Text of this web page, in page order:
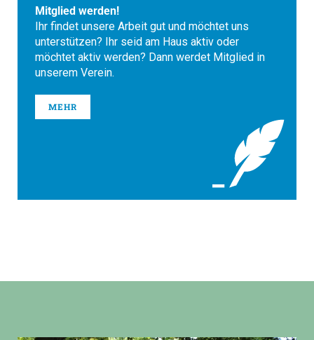
Mitglied werden!
Ihr findet unsere Arbeit gut und möchtet uns
unterstützen? Ihr seid am Haus aktiv oder
möchtet aktiv werden? Dann werdet Mitglied in
unserem Verein.
MEHR